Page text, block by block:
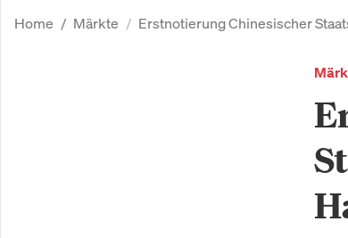
Home Märkte Erstnotierung Chinesischer